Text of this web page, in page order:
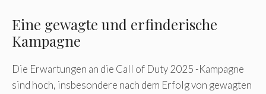
Eine gewagte und erfinderische
Kampagne
Die Erwartungen an die Call of Duty 2025 -Kampagne
sind hoch, insbesondere nach dem Erfolg von gewagten